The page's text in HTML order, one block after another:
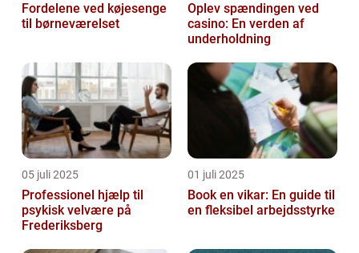
Fordelene ved køjesenge
til børneværelset
Oplev spændingen ved
casino: En verden af
underholdning
05 juli 2025
Professionel hjælp til
psykisk velvære på
Frederiksberg
01 juli 2025
Book en vikar: En guide til
en fleksibel arbejdsstyrke